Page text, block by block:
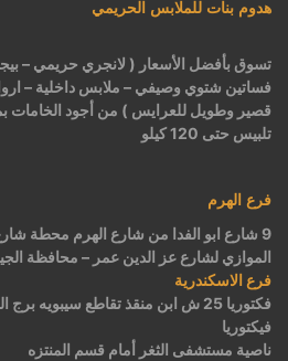
هدوم بنات للملابس الحريمي
تسوق بأفضل الأسعار ( لانجري حريمي –
فساتين شتوي وصيفي – ملابس داخلية –
قصير وطويل للعرايس ) من أجود الخامات
تلبيس حتى 120 كيلو
فرع الهرم
9 شارع ابو الفدا من شارع الهرم محطة
الموازي لشارع عز الدين عمر – محافظة
فرع الاسكندرية
فكتوريا 25 ش ابن منقذ تقاطع سيبويه
فيكتوريا
ناصية مستشفى الثغر أمام قسم المنتزه